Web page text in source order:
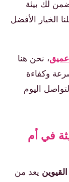
لك بيئة
الخيار الأفضل
، نحن هنا
وكفاءة
اليوم
في أم
يعد من